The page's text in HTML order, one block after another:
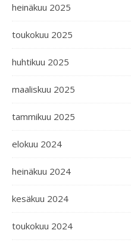
heinäkuu 2025
toukokuu 2025
huhtikuu 2025
maaliskuu 2025
tammikuu 2025
elokuu 2024
heinäkuu 2024
kesäkuu 2024
toukokuu 2024